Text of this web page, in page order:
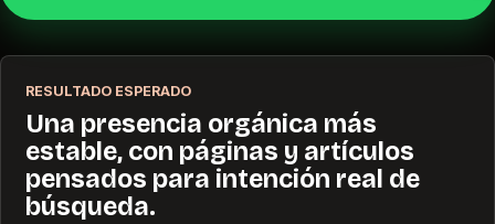
RESULTADO ESPERADO
Una presencia orgánica más
estable, con páginas y artículos
pensados para intención real de
búsqueda.